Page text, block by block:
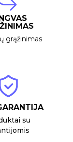
grąžinimas
su